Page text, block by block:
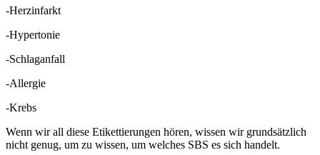
-Herzinfarkt
-Hypertonie
-Schlaganfall
-Allergie
-Krebs
Wenn wir all diese Etikettierungen hören, wissen wir grundsätzlich
nicht genug, um zu wissen, um welches SBS es sich handelt.